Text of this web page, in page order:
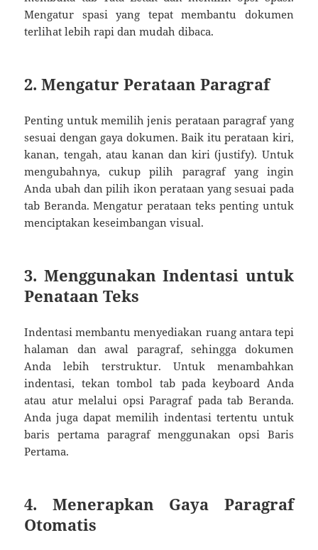
Mengatur spasi yang tepat membantu dokumen
terlihat lebih rapi dan mudah dibaca.
2. Mengatur Perataan Paragraf
Penting untuk memilih jenis perataan paragraf yang
sesuai dengan gaya dokumen. Baik itu perataan kiri,
kanan, tengah, atau kanan dan kiri (justify). Untuk
mengubahnya, cukup pilih paragraf yang ingin
Anda ubah dan pilih ikon perataan yang sesuai pada
tab Beranda. Mengatur perataan teks penting untuk
menciptakan keseimbangan visual.
3. Menggunakan Indentasi untuk
Penataan Teks
Indentasi membantu menyediakan ruang antara tepi
halaman dan awal paragraf, sehingga dokumen
Anda lebih terstruktur. Untuk menambahkan
indentasi, tekan tombol tab pada keyboard Anda
atau atur melalui opsi Paragraf pada tab Beranda.
Anda juga dapat memilih indentasi tertentu untuk
baris pertama paragraf menggunakan opsi Baris
Pertama.
4. Menerapkan Gaya Paragraf
Otomatis